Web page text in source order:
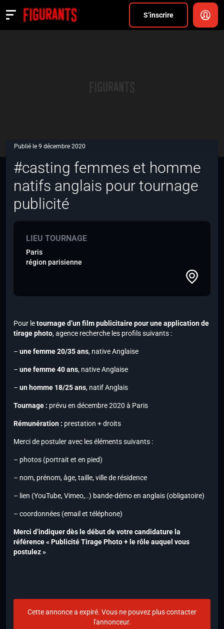
S’inscrire
Actualités
Publié le 9 décembre 2020
#casting femmes et homme
natifs anglais pour tournage
publicité
LIEU TOURNAGE
Paris
région parisienne
Pour letournage d’un film publicitaire pour une application de
tirage photo, agence recherche les profils suivants :
– une femme 20/35 ans, native Anglaise
– une femme 40 ans, native Anglaise
– un homme 18/25 ans, natif Anglais
Tournage : prévu en décembre 2020 à Paris
Rémunération : prestation + droits
Merci de postuler avec les éléments suivants :
– photos (portrait et en pied)
– nom, prénom, âge, taille, ville de résidence
– lien (YouTube, Vimeo,..) bande-démo en anglais (obligatoire)
– coordonnées (email et téléphone)
Merci d’indiquer dès le début de votre candidature la
référence « Publicité Tirage Photo + le rôle auquel vous
postulez »
Cette annonce a expiré. Vous ne pouvez plus contacter
l'annonceur.